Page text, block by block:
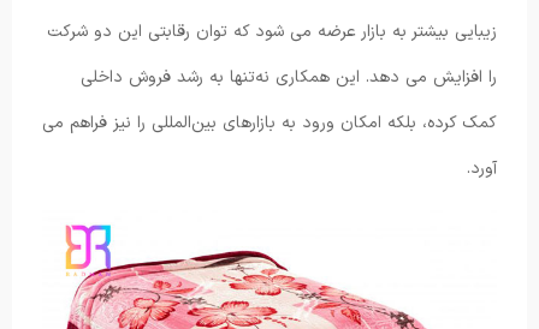
زیبایی بیشتر به بازار عرضه می شود که توان رقابتی این دو شرکت
را افزایش می دهد. این همکاری نه‌تنها به رشد فروش داخلی
کمک کرده، بلکه امکان ورود به بازارهای بین‌المللی را نیز فراهم می
آورد.